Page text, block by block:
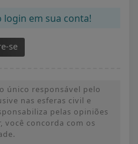
login em sua conta!
se
único responsável pelo
nas esferas civil e
pelas opiniões
você concorda com os